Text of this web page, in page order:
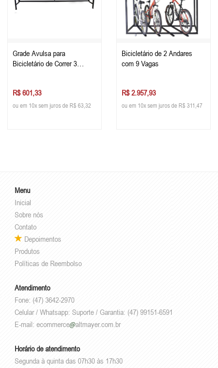
Grade Avulsa para
Bicicletário de Correr 3
R$ 601,33
ou em 10x sem juros de R$ 63,32
Bicicletário de 2 Andares
com 9 Vagas
R$ 2.957,93
ou em 10x sem juros de R$ 311,47
Menu
Inicial
Sobre nós
Contato
Depoimentos
Produtos
Políticas de Reembolso
Atendimento
Fone: (47) 3642-2970
Celular / Whatsapp: Suporte / Garantia: (47) 99151-6591
E-mail: ecommerce altmayer.com.br
Horário de atendimento
Segunda à quinta das 07h30 às 17h30